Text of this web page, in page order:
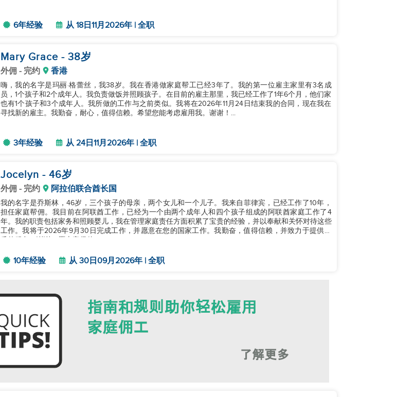
6年经验 从 18日11月2026年 | 全职
Mary Grace - 38岁
外佣 - 完约 香港
嗨，我的名字是玛丽·格蕾丝，我38岁。我在香港做家庭帮工已经3年了。我的第一位雇主家里有3名成
员，1个孩子和2个成年人。我负责做饭并照顾孩子。在目前的雇主那里，我已经工作了1年6个月，他们家
也有1个孩子和3个成年人。我所做的工作与之前类似。我将在2026年11月24日结束我的合同，现在我在
寻找新的雇主。我勤奋，耐心，值得信赖。希望您能考虑雇用我。谢谢！...
3年经验 从 24日11月2026年 | 全职
Jocelyn - 46岁
外佣 - 完约 阿拉伯联合酋长国
我的名字是乔斯林，46岁，三个孩子的母亲，两个女儿和一个儿子。我来自菲律宾，已经工作了10年，
担任家庭帮佣。我目前在阿联酋工作，已经为一个由两个成年人和四个孩子组成的阿联酋家庭工作了4
年。我的职责包括家务和照顾婴儿，我在管理家庭责任方面积累了宝贵的经验，并以奉献和关怀对待这些
工作。我将于2026年9月30日完成工作，并愿意在您的国家工作。我勤奋，值得信赖，并致力于提供优
10年经验 从 30日09月2026年 | 全职